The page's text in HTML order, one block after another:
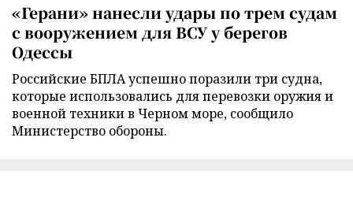
«Герани» нанесли удары по трем судам
с вооружением для ВСУ у берегов
Одессы
Российские БПЛА успешно поразили три судна,
которые использовались для перевозки оружия и
военной техники в Черном море, сообщило
Министерство обороны.